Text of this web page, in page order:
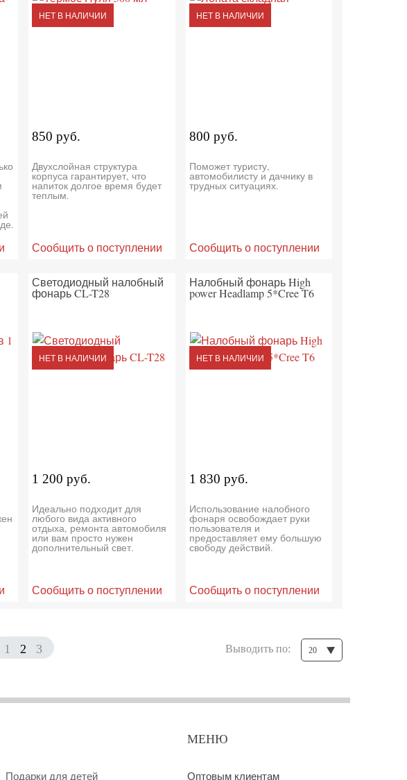
НЕТ В НАЛИЧИИ
850 руб.
Двухслойная структура
корпуса гарантирует, что
напиток долгое время будет
теплым.
Сообщить о поступлении
НЕТ В НАЛИЧИИ
800 руб.
Поможет туристу,
автомобилисту и дачнику в
трудных ситуациях.
Сообщить о поступлении
Светодиодный налобный
фонарь CL-T28
НЕТ В НАЛИЧИИ
1 200 руб.
Идеально подходит для
любого вида активного
отдыха, ремонта автомобиля
или вам просто нужен
дополнительный свет.
Сообщить о поступлении
Налобный фонарь High
power Headlamp 5*Cree T6
НЕТ В НАЛИЧИИ
1 830 руб.
Использование налобного
фонаря освобождает руки
пользователя и
предоставляет ему большую
свободу действий.
Сообщить о поступлении
1 2 3 Выводить по: 20
Подарки для детей
МЕНЮ
Оптовым клиентам